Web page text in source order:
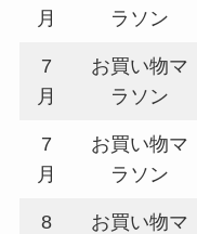
月
ラソン
7
月
お買い物マ
ラソン
7
月
お買い物マ
ラソン
8
お買い物マ